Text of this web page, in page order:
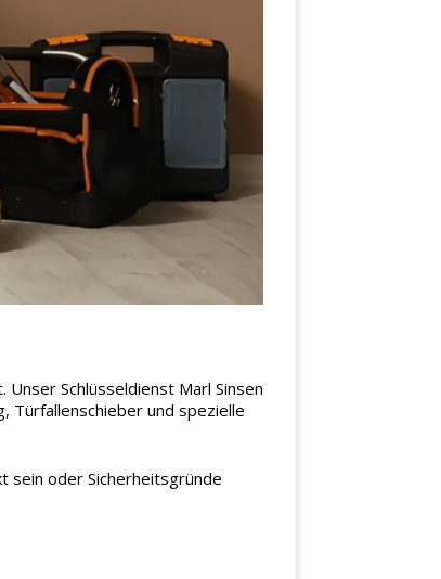
Schlüsseldienst Marl Sinsen
Türfallenschieber und spezielle
sein oder Sicherheitsgründe